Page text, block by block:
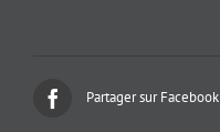
Partager sur Facebook